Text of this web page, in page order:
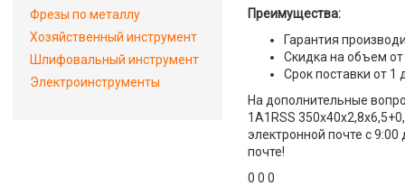
Преимущества:
Гарантия
Скидка на объем от
Срок поставки от 1
На дополнительные
1A1RSS
электронной почте с
почте!
0 0 0
Фрезы по металлу
Хозяйственный инструмент
Шлифовальный инструмент
Электроинструменты